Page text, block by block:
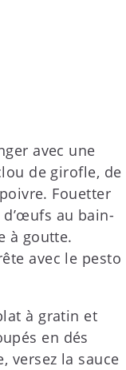
avec une
de girofle, de
Fouetter
au bain-
à goutte.
avec le pesto
à gratin et
en dés
versez la sauce